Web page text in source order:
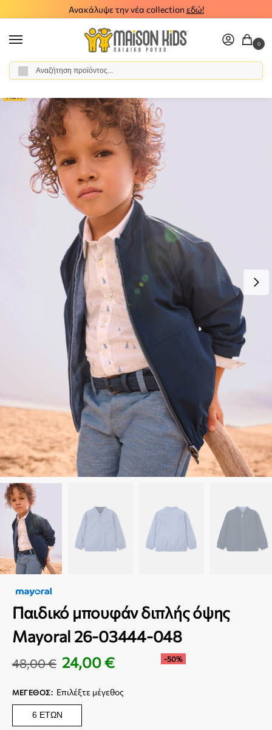
Ανακάλυψε την νέα collection εδώ!
0
Αρχική σελίδα / Αγόρι / Ρούχα
Παιδικό μπουφάν διπλής όψης
Mayoral 26-03444-048
48,00€ 24,00€ -50%
ΜΈΓΕΘΟΣ: Επιλέξτε μέγεθος
6 ΕΤΏΝ